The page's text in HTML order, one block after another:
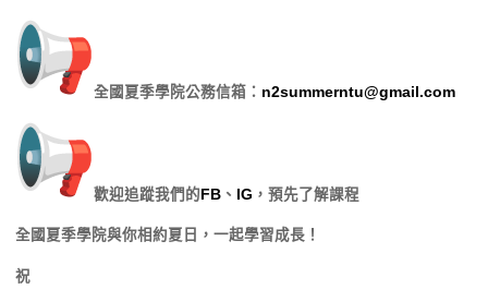
全國夏季學院公務信箱： n2summerntu@gmail.com
歡迎追蹤我們的FB、 IG ，預先了解課程
全國夏季學院與你相約夏日，一起學習成長！
祝